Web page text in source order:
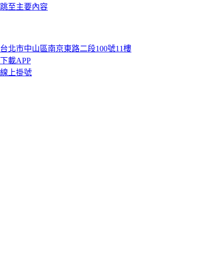
跳至主要內容
台北市中山區南京東路二段100號11樓
下載APP
線上掛號